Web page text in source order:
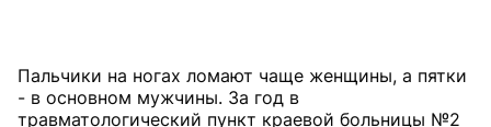
Пальчики на ногах ломают чаще женщины, а пятки
- в основном мужчины. За год в
травматологический пункт краевой больницы №2